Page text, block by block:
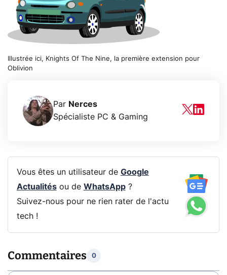
Illustrée ici, Knights Of The Nine, la première extension pour
Oblivion
Par Nerces
Spécialiste PC & Gaming
Vous êtes un utilisateur de Google
Actualitésou de WhatsApp?
Suivez-nous pour ne rien rater de l'actu
tech !
Commentaires 0